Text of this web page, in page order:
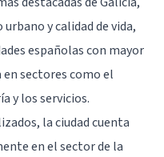
y calidad de vida,
españolas con mayor
en sectores como el
y los servicios.
la ciudad cuenta
en el sector de la